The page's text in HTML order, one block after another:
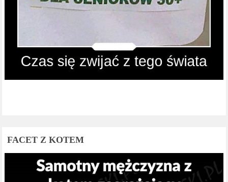
FACET Z KOTEM